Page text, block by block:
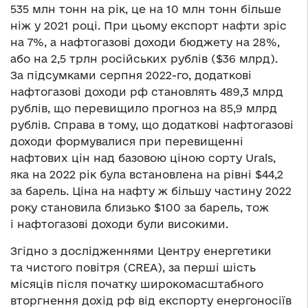
535 млн тонн на рік, це на 10 млн тонн більше
ніж у 2021 році. При цьому експорт нафти зріс
на 7%, а нафтогазові доходи бюджету на 28%,
або на 2,5 трлн російських рублів ($36 млрд).
За підсумками серпня 2022-го, додаткові
нафтогазові доходи рф становлять 489,3 млрд
рублів, що перевищило прогноз на 85,9 млрд
рублів. Справа в тому, що додаткові нафтогазові
доходи формувалися при перевищенні
нафтових цін над базовою ціною сорту Urals,
яка на 2022 рік була встановлена на рівні $44,2
за барель. Ціна на нафту ж більшу частину 2022
року становила близько $100 за барель, тож
і нафтогазові доходи були високими.
Згідно з дослідженнями Центру енергетики
та чистого повітря (CREA), за перші шість
місяців після початку широкомасштабного
вторгнення дохід рф від експорту енергоносіїв